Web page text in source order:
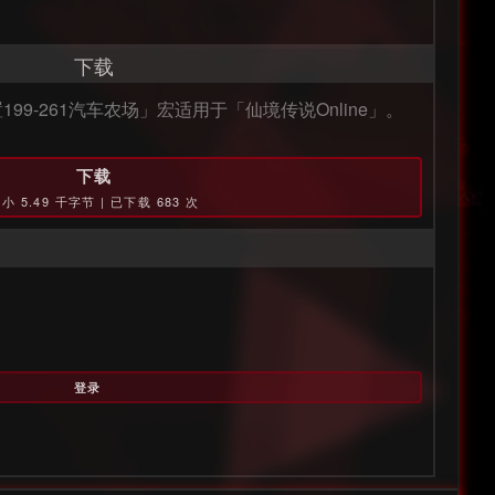
下载
261汽车农场」宏适用于「仙境传说Online」。
下载
5.49 千字节 | 已下载 683 次
登录